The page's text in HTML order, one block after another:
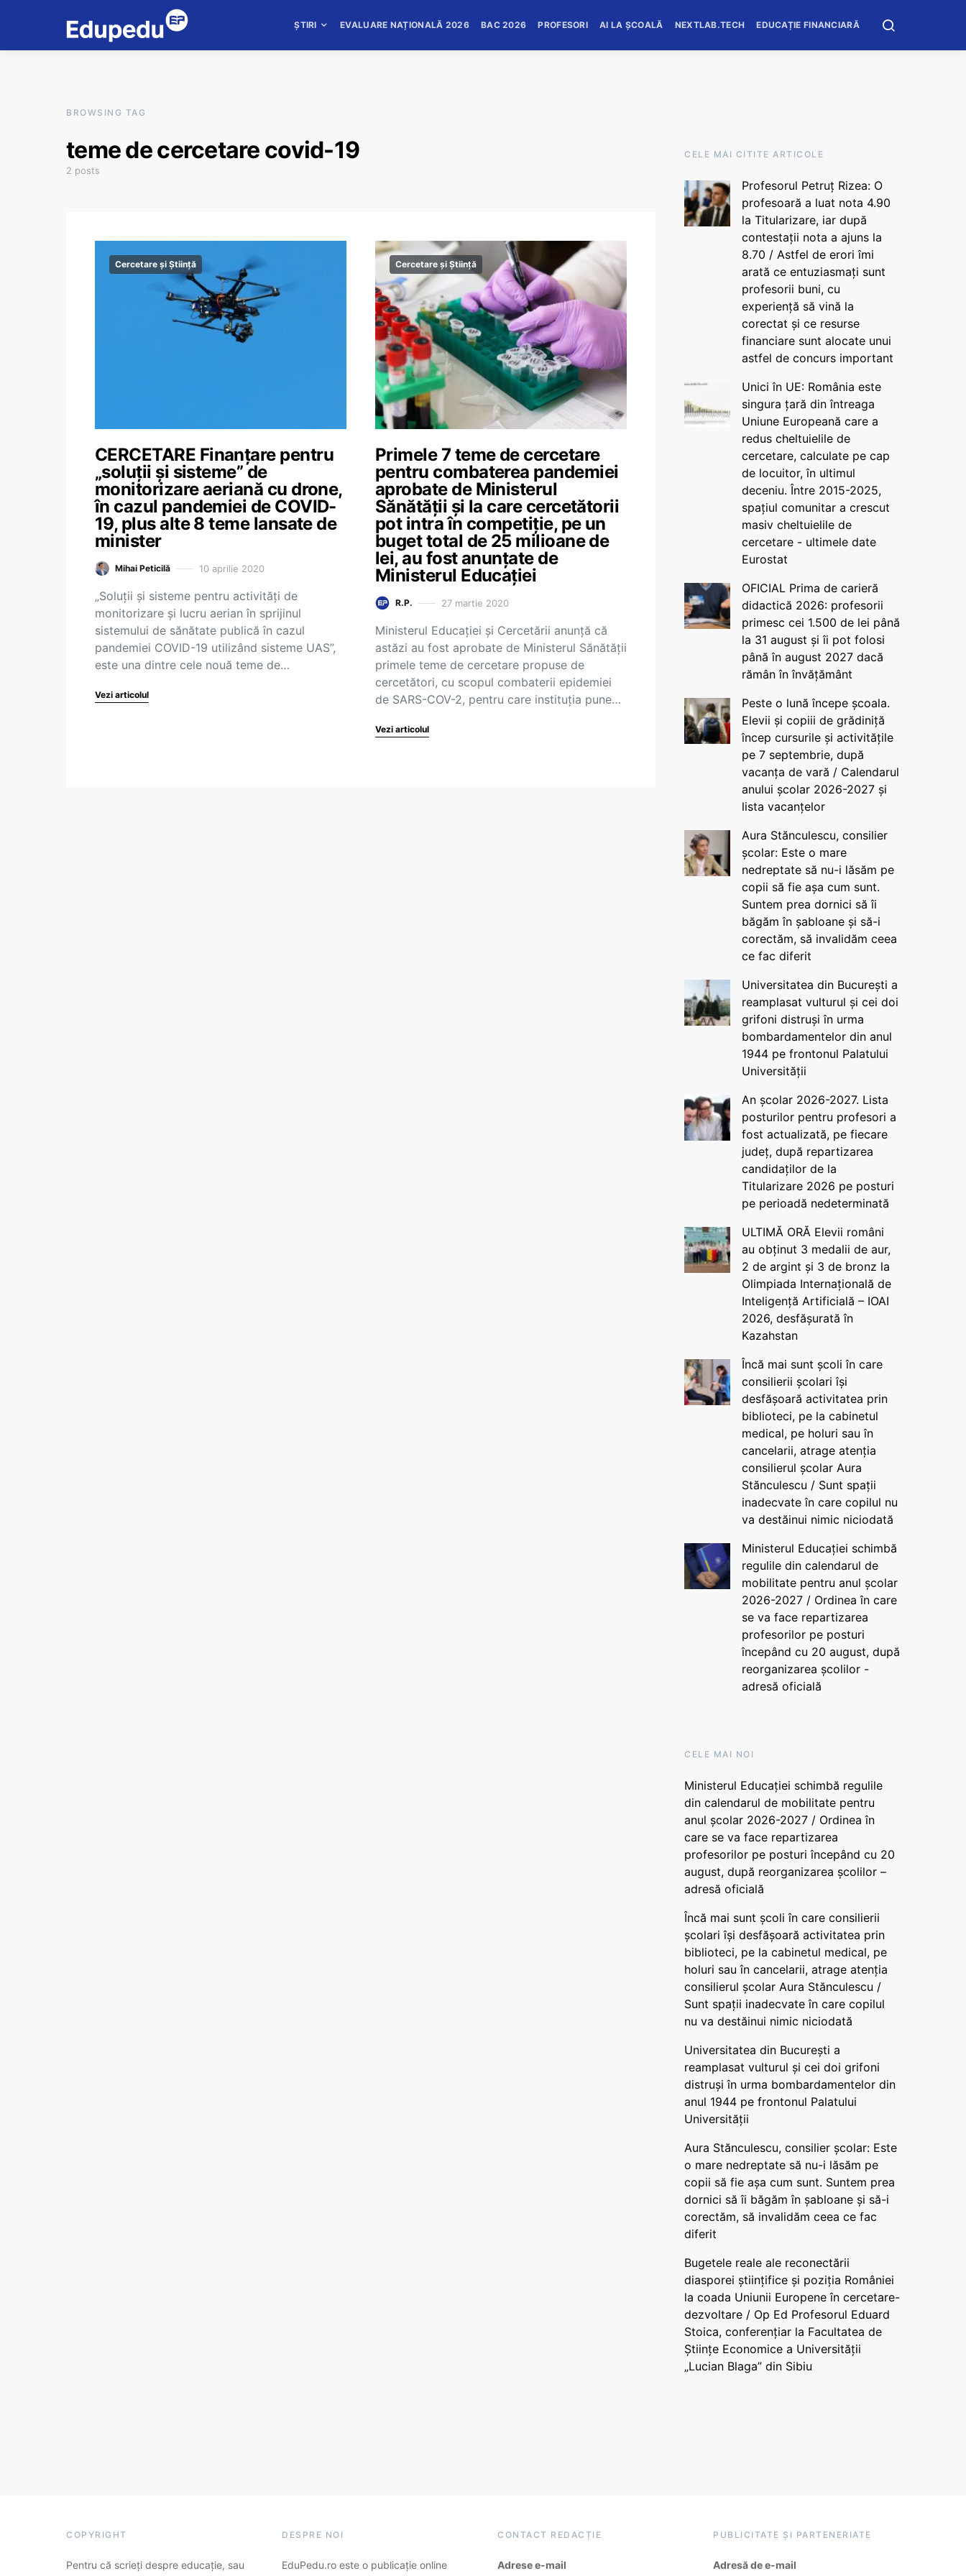
ȘTIRI EVALUARE NAȚIONALĂ 2026 BAC 2026 PROFESORI AI LA ȘCOALĂ NEXTLAB.TECH EDUCAȚIE FINANCIARĂ
BROWSING TAG
teme de cercetare covid-19
2 posts
Cercetare și Știință
CERCETARE Finanțare pentru
„soluții și sisteme” de
monitorizare aeriană cu drone,
în cazul pandemiei de COVID-
19, plus alte 8 teme lansate de
minister
Mihai Peticilă 10 aprilie 2020
„Soluții și sisteme pentru activități de
monitorizare și lucru aerian în sprijinul
sistemului de sănătate publică în cazul
pandemiei COVID-19 utilizând sisteme UAS”,
este una dintre cele nouă teme de…
Vezi articolul
Cercetare și Știință
Primele 7 teme de cercetare
pentru combaterea pandemiei
aprobate de Ministerul
Sănătății și la care cercetătorii
pot intra în competiție, pe un
buget total de 25 milioane de
lei, au fost anunțate de
Ministerul Educației
R.P. 27 martie 2020
Ministerul Educației și Cercetării anunță că
astăzi au fost aprobate de Ministerul Sănătății
primele teme de cercetare propuse de
cercetători, cu scopul combaterii epidemiei
de SARS-COV-2, pentru care instituția pune…
Vezi articolul
CELE MAI CITITE ARTICOLE
Profesorul Petruț Rizea: O
profesoară a luat nota 4.90
la Titularizare, iar după
contestații nota a ajuns la
8.70 / Astfel de erori îmi
arată ce entuziasmați sunt
profesorii buni, cu
experiență să vină la
corectat și ce resurse
financiare sunt alocate unui
astfel de concurs important
Unici în UE: România este
singura țară din întreaga
Uniune Europeană care a
redus cheltuielile de
cercetare, calculate pe cap
de locuitor, în ultimul
deceniu. Între 2015-2025,
spațiul comunitar a crescut
masiv cheltuielile de
cercetare - ultimele date
Eurostat
OFICIAL Prima de carieră
didactică 2026: profesorii
primesc cei 1.500 de lei până
la 31 august și îi pot folosi
până în august 2027 dacă
rămân în învățământ
Peste o lună începe școala.
Elevii și copiii de grădiniță
încep cursurile și activitățile
pe 7 septembrie, după
vacanța de vară / Calendarul
anului școlar 2026-2027 și
lista vacanțelor
Aura Stănculescu, consilier
școlar: Este o mare
nedreptate să nu-i lăsăm pe
copii să fie așa cum sunt.
Suntem prea dornici să îi
băgăm în șabloane și să-i
corectăm, să invalidăm ceea
ce fac diferit
Universitatea din București a
reamplasat vulturul și cei doi
grifoni distruși în urma
bombardamentelor din anul
1944 pe frontonul Palatului
Universității
An școlar 2026-2027. Lista
posturilor pentru profesori a
fost actualizată, pe fiecare
județ, după repartizarea
candidaților de la
Titularizare 2026 pe posturi
pe perioadă nedeterminată
ULTIMĂ ORĂ Elevii români
au obținut 3 medalii de aur,
2 de argint și 3 de bronz la
Olimpiada Internațională de
Inteligență Artificială – IOAI
2026, desfășurată în
Kazahstan
Încă mai sunt școli în care
consilierii școlari își
desfășoară activitatea prin
biblioteci, pe la cabinetul
medical, pe holuri sau în
cancelarii, atrage atenția
consilierul școlar Aura
Stănculescu / Sunt spații
inadecvate în care copilul nu
va destăinui nimic niciodată
Ministerul Educației schimbă
regulile din calendarul de
mobilitate pentru anul școlar
2026-2027 / Ordinea în care
se va face repartizarea
profesorilor pe posturi
începând cu 20 august, după
reorganizarea școlilor -
adresă oficială
CELE MAI NOI
Ministerul Educației schimbă regulile
din calendarul de mobilitate pentru
anul școlar 2026-2027 / Ordinea în
care se va face repartizarea
profesorilor pe posturi începând cu 20
august, după reorganizarea școlilor –
adresă oficială
Încă mai sunt școli în care consilierii
școlari își desfășoară activitatea prin
biblioteci, pe la cabinetul medical, pe
holuri sau în cancelarii, atrage atenția
consilierul școlar Aura Stănculescu /
Sunt spații inadecvate în care copilul
nu va destăinui nimic niciodată
Universitatea din București a
reamplasat vulturul și cei doi grifoni
distruși în urma bombardamentelor din
anul 1944 pe frontonul Palatului
Universității
Aura Stănculescu, consilier școlar: Este
o mare nedreptate să nu-i lăsăm pe
copii să fie așa cum sunt. Suntem prea
dornici să îi băgăm în șabloane și să-i
corectăm, să invalidăm ceea ce fac
diferit
Bugetele reale ale reconectării
diasporei științifice și poziția României
la coada Uniunii Europene în cercetare-
dezvoltare / Op Ed Profesorul Eduard
Stoica, conferențiar la Facultatea de
Științe Economice a Universității
„Lucian Blaga” din Sibiu
COPYRIGHT
Pentru că scrieți despre educație, sau
DESPRE NOI
EduPedu.ro este o publicație online
CONTACT REDACȚIE
Adrese e-mail
PUBLICITATE ȘI PARTENERIATE
Adresă de e-mail